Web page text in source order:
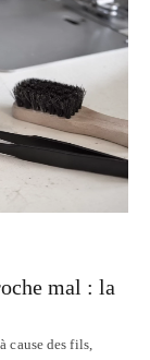
mal : la
cause des fils,